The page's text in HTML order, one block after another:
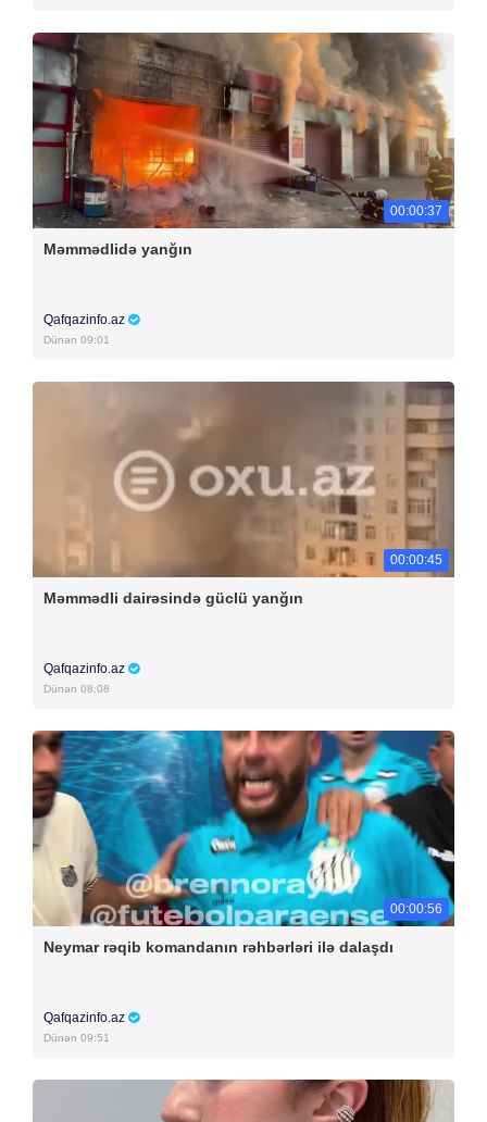
00:00:37
Məmmədlidə yanğın
Qafqazinfo.az
Dünən 09:01
00:00:45
Məmmədli dairəsində güclü yanğın
Qafqazinfo.az
Dünən 08:08
00:00:56
Neymar rəqib komandanın rəhbərləri ilə dalaşdı
Qafqazinfo.az
Dünən 09:51